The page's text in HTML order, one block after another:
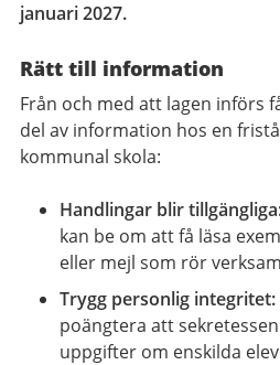
januari 2027.
Rätt till information
Från och med att lagen införs
del av information hos en
kommunal skola:
Handlingar blir
kan be om att få läsa
eller mejl som rör
Trygg personlig integritet:
poängtera att
uppgifter om enskilda